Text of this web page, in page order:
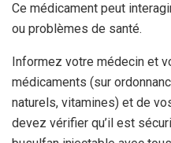
Ce médicament peut
ou problèmes de santé.
Informez votre médecin et
médicaments (sur
naturels, vitamines) et de
devez vérifier qu’il est